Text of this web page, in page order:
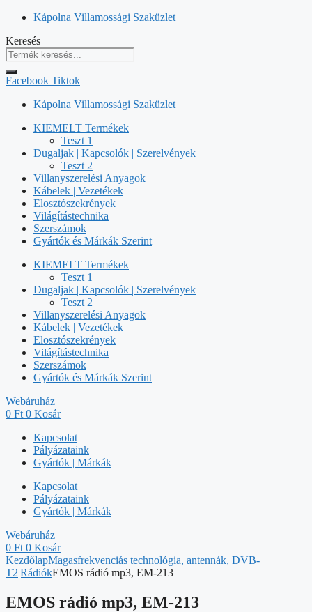
Kilépés
tartalomba
Kápolna Villamossági Szaküzlet
Keresés
Facebook Tiktok
Kápolna Villamossági Szaküzlet
KIEMELT Termékek
Teszt 1
Dugaljak | Kapcsolók | Szerelvények
Teszt 2
Villanyszerelési Anyagok
Kábelek | Vezetékek
Elosztószekrények
Világítástechnika
Szerszámok
Gyártók és Márkák Szerint
KIEMELT Termékek
Teszt 1
Dugaljak | Kapcsolók | Szerelvények
Teszt 2
Villanyszerelési Anyagok
Kábelek | Vezetékek
Elosztószekrények
Világítástechnika
Szerszámok
Gyártók és Márkák Szerint
Webáruház
0 Ft 0 Kosár
Kapcsolat
Pályázataink
Gyártók | Márkák
Kapcsolat
Pályázataink
Gyártók | Márkák
Webáruház
0 Ft 0 Kosár
KezdőlapMagasfrekvenciás technológia, antennák, DVB-
T2|RádiókEMOS rádió mp3, EM-213
EMOS rádió mp3, EM-213